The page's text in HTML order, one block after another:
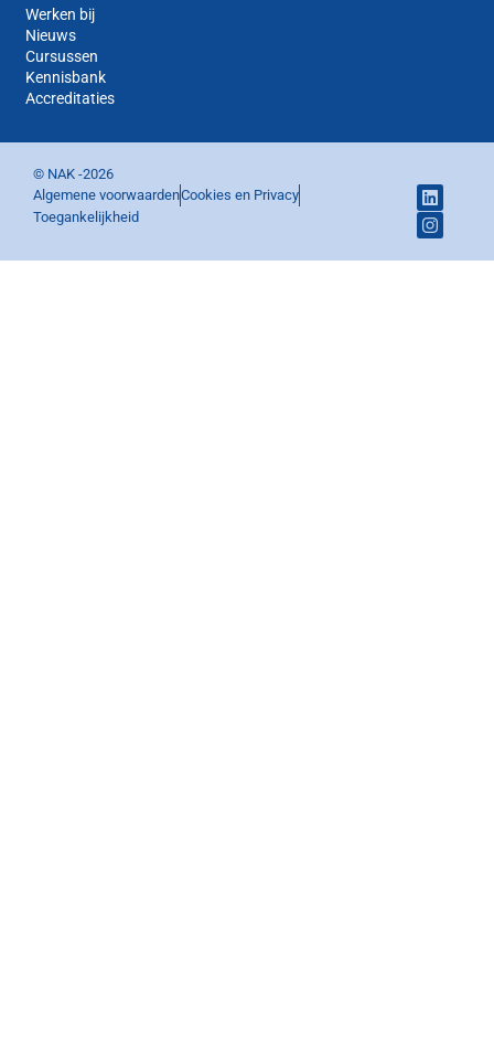
Werken bij
Nieuws
Cursussen
Kennisbank
Accreditaties
© NAK -2026
Algemene voorwaardenCookies en Privacy
Toegankelijkheid